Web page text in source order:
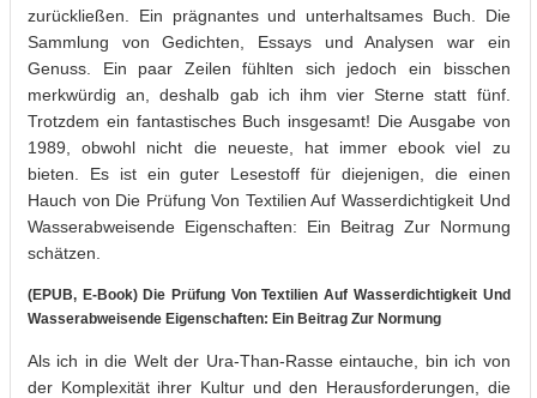
zurückließen. Ein prägnantes und unterhaltsames Buch. Die
Sammlung von Gedichten, Essays und Analysen war ein
Genuss. Ein paar Zeilen fühlten sich jedoch ein bisschen
merkwürdig an, deshalb gab ich ihm vier Sterne statt fünf.
Trotzdem ein fantastisches Buch insgesamt! Die Ausgabe von
1989, obwohl nicht die neueste, hat immer ebook viel zu
bieten. Es ist ein guter Lesestoff für diejenigen, die einen
Hauch von Die Prüfung Von Textilien Auf Wasserdichtigkeit Und
Wasserabweisende Eigenschaften: Ein Beitrag Zur Normung
schätzen.
(EPUB, E-Book) Die Prüfung Von Textilien Auf Wasserdichtigkeit Und
Wasserabweisende Eigenschaften: Ein Beitrag Zur Normung
Als ich in die Welt der Ura-Than-Rasse eintauche, bin ich von
der Komplexität ihrer Kultur und den Herausforderungen, die